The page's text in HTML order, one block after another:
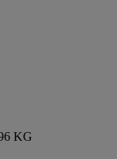
KG